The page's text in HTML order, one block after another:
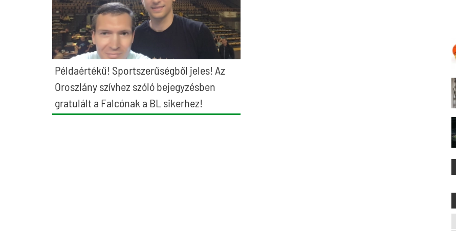
Példaértékű! Sportszerűségből jeles! Az
Oroszlány szívhez szóló bejegyzésben
gratulált a Falcónak a BL sikerhez!